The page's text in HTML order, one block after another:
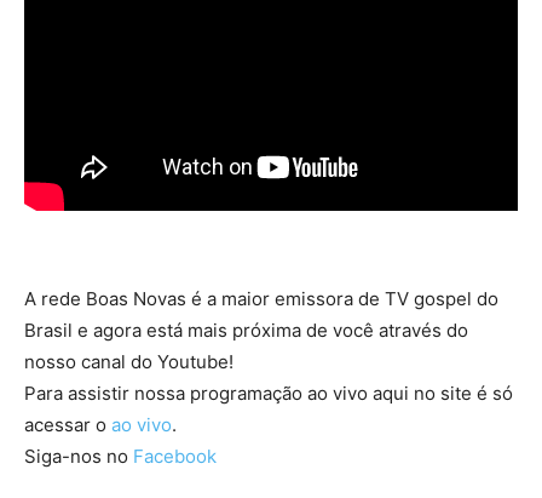
A rede Boas Novas é a maior emissora de TV gospel do
Brasil e agora está mais próxima de você através do
nosso canal do Youtube!
Para assistir nossa programação ao vivo aqui no site é só
acessar o ao vivo.
Siga-nos no Facebook